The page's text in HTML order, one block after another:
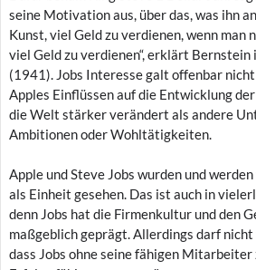
seine Motivation aus, über das, was ihn
Kunst, viel Geld zu verdienen, wenn man
viel Geld zu verdienen“, erklärt Bernstein
(1941). Jobs Interesse galt offenbar
Apples Einflüssen auf die Entwicklung
die Welt stärker verändert als andere
Ambitionen oder Wohltätigkeiten.
Apple und Steve Jobs wurden und
als Einheit gesehen. Das ist auch in
denn Jobs hat die Firmenkultur und den
maßgeblich geprägt. Allerdings darf
dass Jobs ohne seine fähigen Mitarbeiter